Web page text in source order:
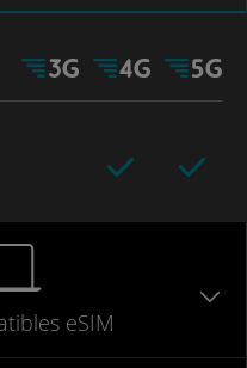
eSIM